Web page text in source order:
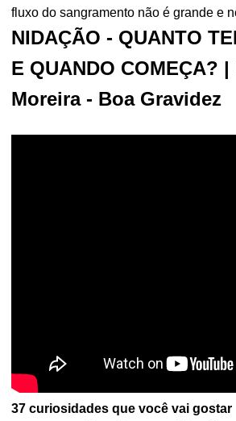
fluxo do sangramento não é grande e
NIDAÇÃO - QUANTO
E QUANDO COMEÇA?
Moreira - Boa Gravidez
37 curiosidades que você vai gostar